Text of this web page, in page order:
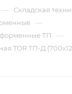
— Складская
—
ТП —
TOR ТП-Д